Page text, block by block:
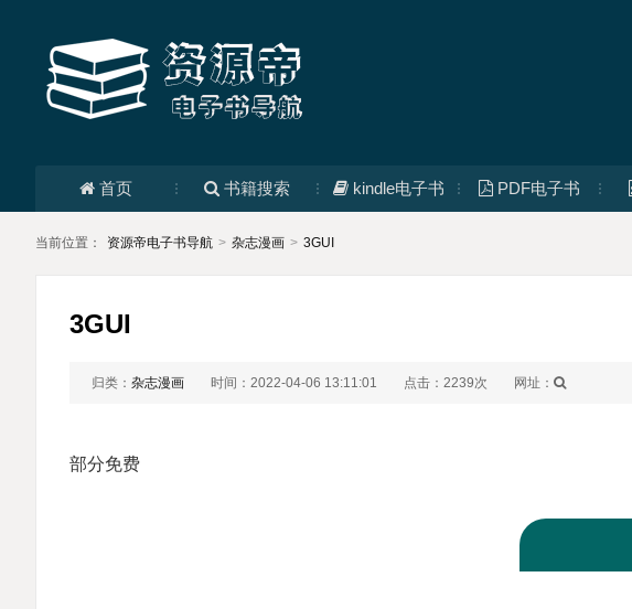
首页 书籍搜索 kindle电子书 PDF电子书
当前位置： 资源帝电子书导航 > 杂志漫画 > 3GUI
3GUI
归类： 杂志漫画 时间：2022-04-06 13:11:01 点击：2239次 网址：
部分免费